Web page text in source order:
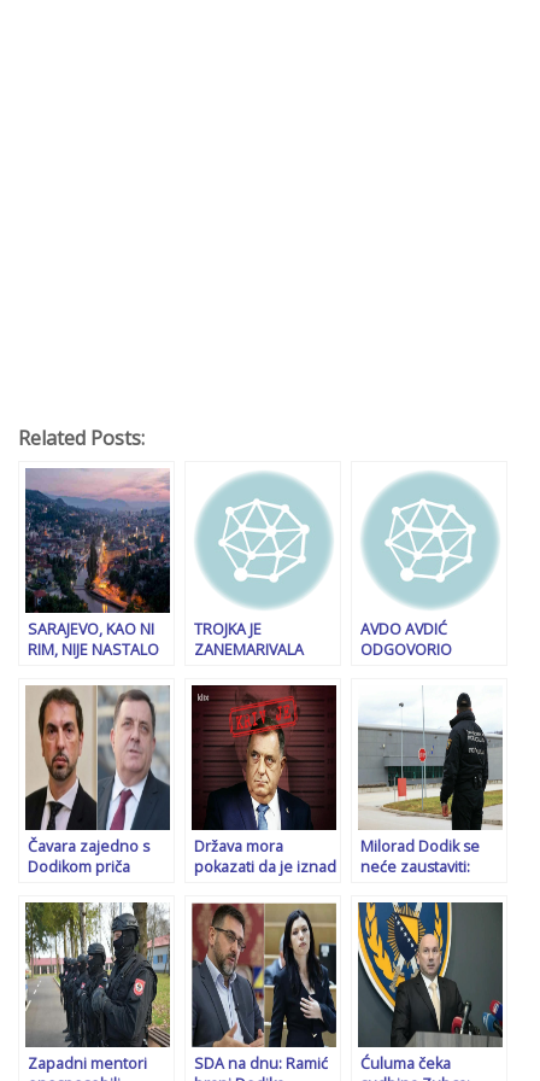
Related Posts:
SARAJEVO, KAO NI
RIM, NIJE NASTALO
ALI NIJE NI
SLUČAJNO: Sve se
odvijalo u skladu sa
strateškom
politikom osmanske
države, Isa-beg
Ishaković je bio njen
izvršilac!
TROJKA JE
ZANEMARIVALA
JE SVE DOŠLO NA
NAPLATU: HDZ-ovo
spašavanje SNSD-a
nije izraz samo
političkog interesa
već i zahvalnosti!
AVDO AVDIĆ
ODGOVORIO
Elmedin Dino
bagerista, ministar
koji je više napisao
nego što je
pročitao!
Čavara zajedno s
Dodikom priča
sudije bliske HDZ-u
potvrdile da OHR
može nametati
zakone
Država mora
pokazati da je iznad
iako on vapajima za
razgovore traži izlaz
Milorad Dodik se
neće zaustaviti:
s državnim
zatvorom u
Vojkovićima…
Zapadni mentori
SDA na dnu: Ramić
Ćuluma čeka